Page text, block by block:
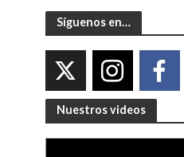
Síguenos en…
Nuestros videos